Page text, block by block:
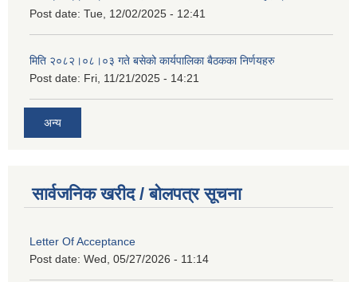
Post date: Tue, 12/02/2025 - 12:41
मिति २०८२।०८।०३ गते बसेको कार्यपालिका बैठकका निर्णयहरु
Post date: Fri, 11/21/2025 - 14:21
अन्य
सार्वजनिक खरीद / बोलपत्र सूचना
Letter Of Acceptance
Post date: Wed, 05/27/2026 - 11:14